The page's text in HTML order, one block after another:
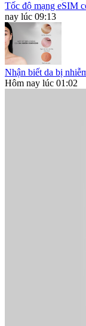
Tốc độ mạng eSIM
nay lúc 09:13
Nhận biết da bị
Hôm nay lúc 01:02